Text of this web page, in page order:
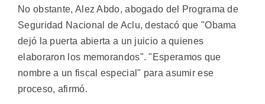
No obstante, Alez Abdo, abogado del Programa de
Seguridad Nacional de Aclu, destacó que "Obama
dejó la puerta abierta a un juicio a quienes
elaboraron los memorandos". "Esperamos que
nombre a un fiscal especial" para asumir ese
proceso, afirmó.